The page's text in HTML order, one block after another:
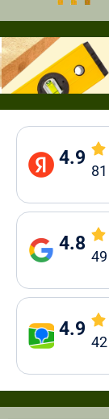
4.9
81
4.8
49
4.9
42